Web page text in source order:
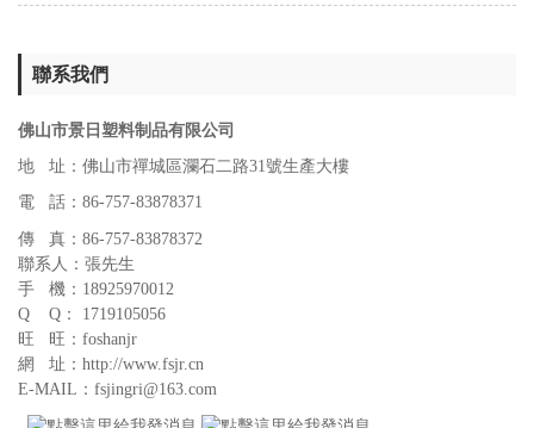
聯系我們
佛山市景日塑料制品有限公司
地 址：佛山市禪城區瀾石二路31號生產大樓
電 話：86-757-83878371
傳 真：86-757-83878372
聯系人：張先生
手 機：18925970012
Q Q： 1719105056
旺 旺：foshanjr
網 址：http://www.fsjr.cn
E-MAIL：fsjingri@163.com